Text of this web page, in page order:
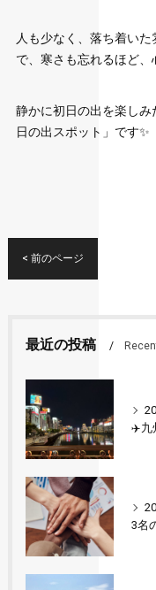
人も少なく、落ち着い
で、寒さも忘れるほど、
静かに初日の出を楽し
日の出スポット」です✨
< 前のページ
最近の投稿
✈️九
3名